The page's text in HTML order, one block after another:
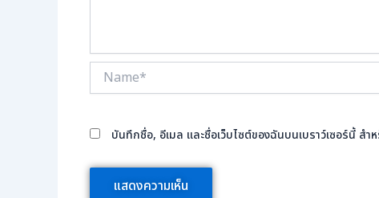
Name*
บันทึกชื่อ, อีเมล และชื่อเว็บไซต์ของฉันบนเบราว์เซอร์นี้ ส